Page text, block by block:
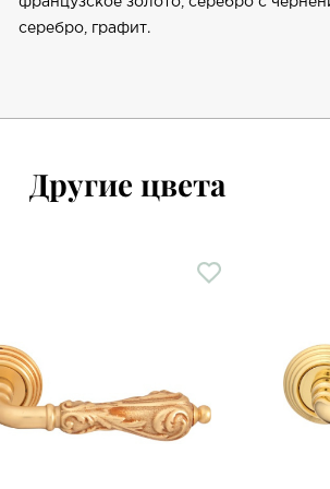
серебро, графит.
Другие цвета